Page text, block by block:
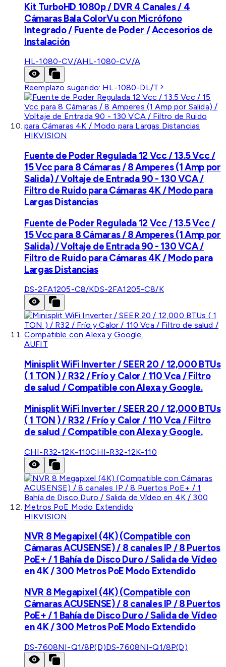
Kit TurboHD 1080p / DVR 4 Canales / 4
Cámaras Bala ColorVu con Micrófono
Integrado / Fuente de Poder / Accesorios de
Instalación
HL-1080-CV/AHL-1080-CV/A
Reemplazo sugerido: HL-1080-DL/T
HIKVISION
Fuente de Poder Regulada 12 Vcc / 13.5 Vcc /
15 Vcc para 8 Cámaras / 8 Amperes (1 Amp por
Salida) / Voltaje de Entrada 90 - 130 VCA /
Filtro de Ruido para Cámaras 4K / Modo para
Largas Distancias
Fuente de Poder Regulada 12 Vcc / 13.5 Vcc /
15 Vcc para 8 Cámaras / 8 Amperes (1 Amp por
Salida) / Voltaje de Entrada 90 - 130 VCA /
Filtro de Ruido para Cámaras 4K / Modo para
Largas Distancias
DS-2FA1205-C8/KDS-2FA1205-C8/K
AUFIT
Minisplit WiFi Inverter / SEER 20 / 12,000 BTUs
( 1 TON ) / R32 / Frío y Calor / 110 Vca / Filtro
de salud / Compatible con Alexa y Google.
Minisplit WiFi Inverter / SEER 20 / 12,000 BTUs
( 1 TON ) / R32 / Frío y Calor / 110 Vca / Filtro
de salud / Compatible con Alexa y Google.
CHI-R32-12K-110CHI-R32-12K-110
HIKVISION
NVR 8 Megapixel (4K) (Compatible con
Cámaras ACUSENSE) / 8 canales IP / 8 Puertos
PoE+ / 1 Bahía de Disco Duro / Salida de Vídeo
en 4K / 300 Metros PoE Modo Extendido
NVR 8 Megapixel (4K) (Compatible con
Cámaras ACUSENSE) / 8 canales IP / 8 Puertos
PoE+ / 1 Bahía de Disco Duro / Salida de Vídeo
en 4K / 300 Metros PoE Modo Extendido
DS-7608NI-Q1/8P(D)DS-7608NI-Q1/8P(D)